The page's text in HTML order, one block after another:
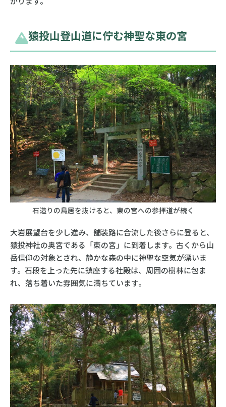
猿投山登山道に佇む神聖な東の宮
石造りの鳥居を抜けると、東の宮への参拝道が続く
大岩展望台を少し進み、舗装路に合流した後さらに登ると、
猿投神社の奥宮である「東の宮」に到着します。古くから山
岳信仰の対象とされ、静かな森の中に神聖な空気が漂いま
す。石段を上った先に鎮座する社殿は、周囲の樹林に包ま
れ、落ち着いた雰囲気に満ちています。